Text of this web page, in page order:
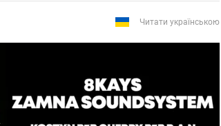
Читати українською